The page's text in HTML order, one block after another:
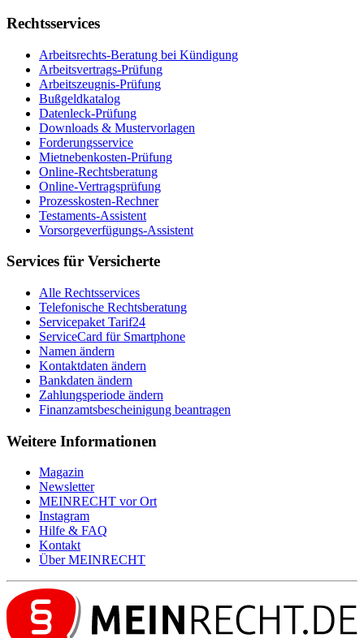
Rechtsservices
Arbeitsrechts-Beratung bei Kündigung
Arbeitsvertrags-Prüfung
Arbeitszeugnis-Prüfung
Bußgeldkatalog
Datenleck-Prüfung
Downloads & Mustervorlagen
Forderungsservice
Mietnebenkosten-Prüfung
Online-Rechtsberatung
Online-Vertragsprüfung
Prozesskosten-Rechner
Testaments-Assistent
Vorsorgeverfügungs-Assistent
Services für Versicherte
Alle Rechtsservices
Telefonische Rechtsberatung
Servicepaket Tarif24
ServiceCard für Smartphone
Namen ändern
Kontaktdaten ändern
Bankdaten ändern
Zahlungsperiode ändern
Finanzamtsbescheinigung beantragen
Weitere Informationen
Magazin
Newsletter
MEINRECHT vor Ort
Instagram
Hilfe & FAQ
Kontakt
ÜberMEINRECHT